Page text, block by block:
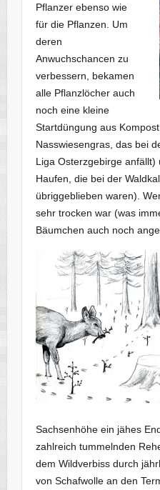
Pflanzer ebenso wie
für die Pflanzen. Um
deren
Anwuchschancen zu
verbessern, bekamen
alle Pflanzlöcher auch
noch eine kleine
Startdüngung aus
Nasswiesengras, das bei
Liga Osterzgebirge anfällt)
Haufen, die bei der
übriggeblieben waren).
sehr trocken war (was
Bäumchen auch noch
Sachsenhöhe ein jähes
zahlreich tummelnden
dem Wildverbiss durch
von Schafwolle an den